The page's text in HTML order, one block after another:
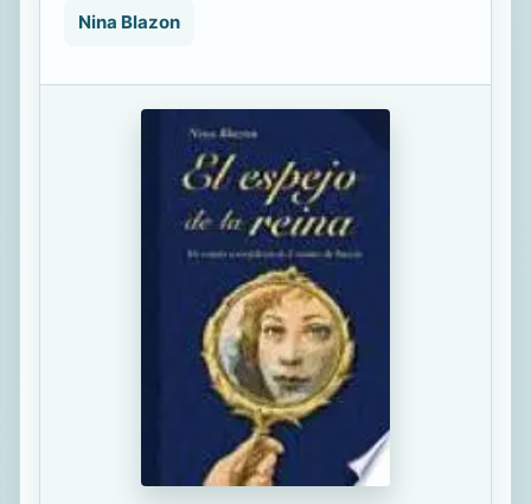
Nina Blazon